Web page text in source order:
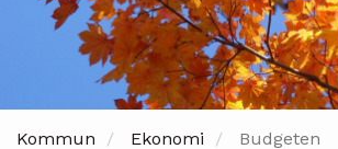
Kommun Ekonomi Budgeten